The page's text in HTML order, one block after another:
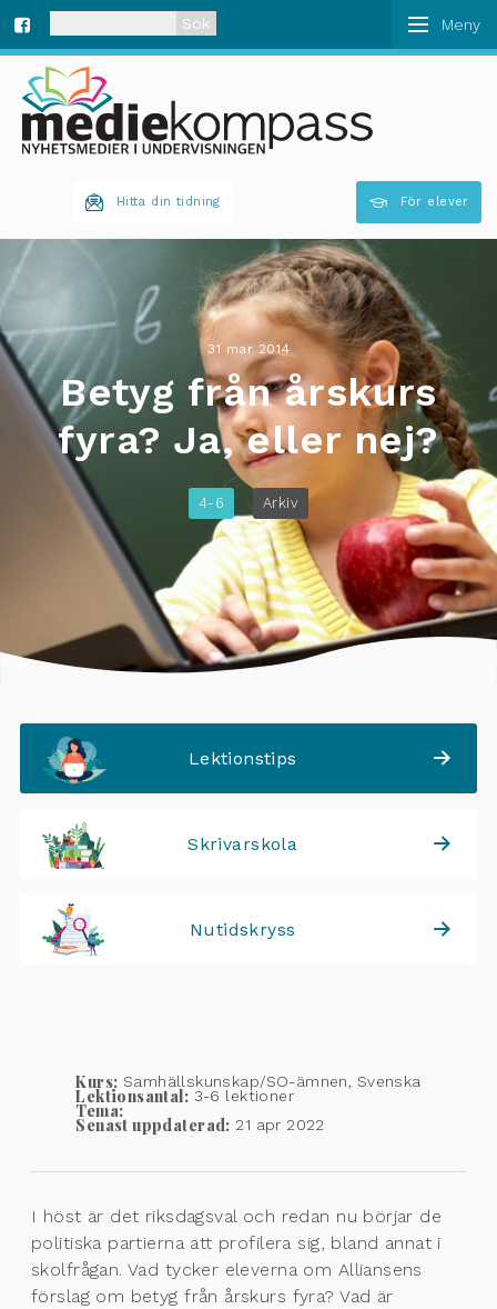
ce
När automatisk komplettering av resultat är
Hitta din tidning För elever
31 mar 2014
Betyg från årskurs
fyra? Ja, eller nej?
4-6 Arkiv
Lektionstips
Skrivarskola
Nutidskryss
Kurs: Samhällskunskap/SO-ämnen, Svenska
Lektionsantal: 3-6 lektioner
Tema:
Senast uppdaterad: 21 apr 2022
I höst är det riksdagsval och redan nu börjar de
politiska partierna att profilera sig, bland annat i
skolfrågan. Vad tycker eleverna om Alliansens
förslag om betyg från årskurs fyra? Vad är